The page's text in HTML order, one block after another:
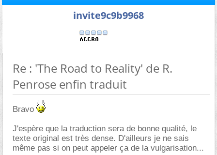
invite9c9b9968
Re : 'The Road to Reality' de R.
Penrose enfin traduit
Bravo
J'espère que la traduction sera de bonne qualité, le
texte original est très dense. D'ailleurs je ne sais
même pas si on peut appeler ça de la vulgarisation...